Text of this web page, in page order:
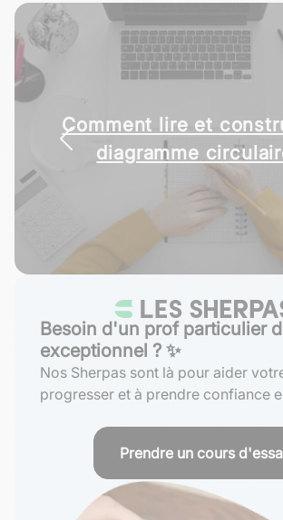
La socialisation :
types et agents
Besoin d'un prof particulier
exceptionnel ? ✨
Nos Sherpas sont là pour aider
progresser et à prendre confiance
Prendre un cours